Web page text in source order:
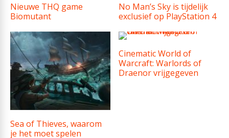
Nieuwe THQ game
Biomutant
No Man’s Sky is tijdelijk
exclusief op PlayStation 4
Sea of Thieves, waarom
je het moet spelen
Cinematic World of
Warcraft: Warlords of
Draenor vrijgegeven